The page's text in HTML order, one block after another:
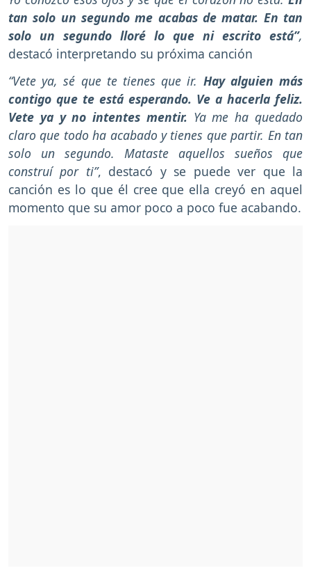
tan solo un segundo me acabas de matar. En tan
solo un segundo lloré lo que ni escrito está”,
destacó interpretando su próxima canción
“Vete ya, sé que te tienes que ir. Hay alguien más
contigo que te está esperando. Ve a hacerla feliz.
Vete ya y no intentes mentir. Ya me ha quedado
claro que todo ha acabado y tienes que partir. En tan
solo un segundo. Mataste aquellos sueños que
construí por ti”, destacó y se puede ver que la
canción es lo que él cree que ella creyó en aquel
momento que su amor poco a poco fue acabando.